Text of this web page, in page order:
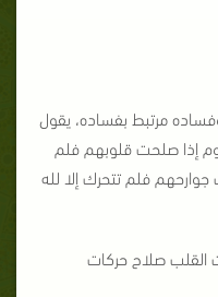
مرتبط بفساده، يقول
إذا صلحت قلوبهم فلم
جوارحهم فلم تتحرك إلا لله
القلب صلاح حركات